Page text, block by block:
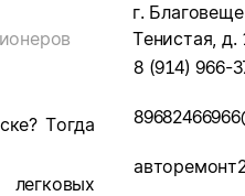
Тогда
г.
Тенистая, д.
8 (914) 966-